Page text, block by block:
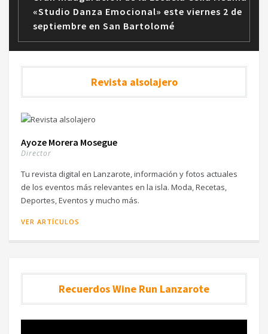
«Studio Danza Emocional» este viernes 2 de
septiembre en San Bartolomé
Revista alsolajero
Ayoze Morera Mosegue
Director
Tu revista digital en Lanzarote, información y fotos actuales
de los eventos más relevantes en la isla. Moda, Recetas,
Deportes, Eventos y mucho más.
VER ARTÍCULOS
Recuerdos Wine Run Lanzarote